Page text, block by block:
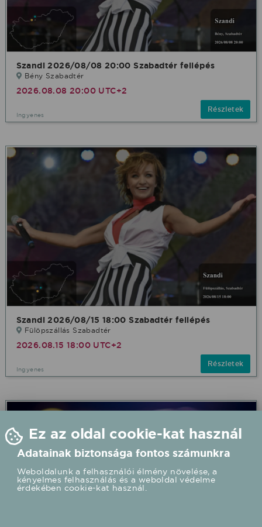
Szandi 2026/08/08 20:00 Szabadtér fellépés
Bény Szabadtér
2026.08.08 20:00 UTC+2
Ingyenes
Részletek
Szandi 2026/08/15 18:00 Szabadtér fellépés
Fülöpszállás Szabadtér
2026.08.15 18:00 UTC+2
Ingyenes
Részletek
Ez az oldal cookie-kat használ
Adatainak biztonsága fontos számunkra
Weboldalunk a felhasználói élmény növelése, a
kényelmes felhasználás és a weboldal védelme
érdekében cookie-kat használ.